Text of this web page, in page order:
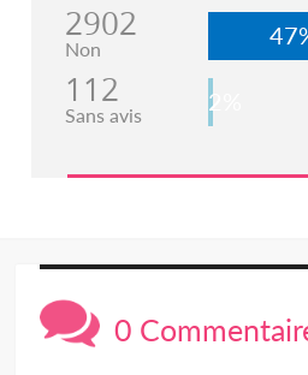
2902
Non
112
Sans avis 2%
0